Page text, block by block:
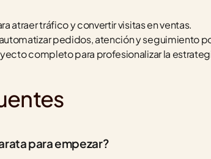
atraer tráfico y convertir visitas en ventas.
pedidos, atención y seguimiento
completo para profesionalizar la
para empezar?